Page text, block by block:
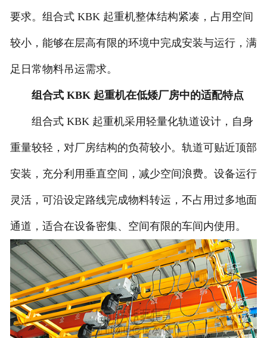
要求。组合式 KBK 起重机整体结构紧凑，占用空间
较小，能够在层高有限的环境中完成安装与运行，满
足日常物料吊运需求。
组合式 KBK 起重机在低矮厂房中的适配特点
组合式 KBK 起重机采用轻量化轨道设计，自身
重量较轻，对厂房结构的负荷较小。轨道可贴近顶部
安装，充分利用垂直空间，减少空间浪费。设备运行
灵活，可沿设定路线完成物料转运，不占用过多地面
通道，适合在设备密集、空间有限的车间内使用。